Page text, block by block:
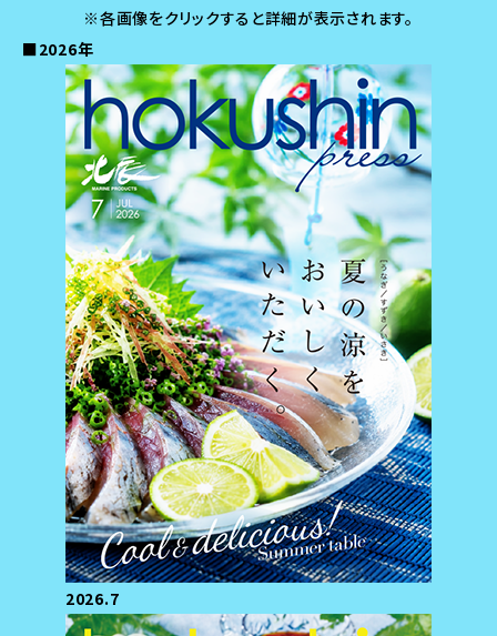
※各画像をクリックすると詳細が表示されます。
■2026年
2026.7